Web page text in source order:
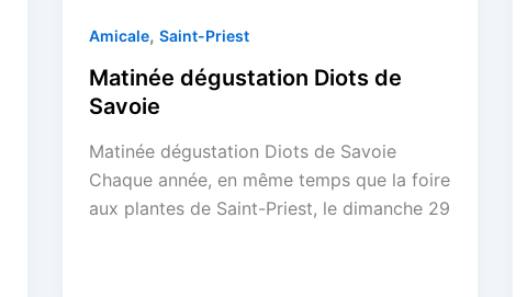
Amicale, Saint-Priest
Matinée dégustation Diots de
Savoie
Matinée dégustation Diots de Savoie
Chaque année, en même temps que la foire
aux plantes de Saint-Priest, le dimanche 29